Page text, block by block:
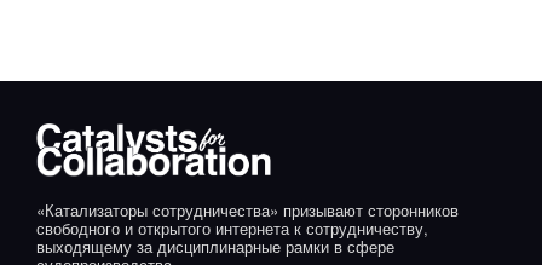
«Катализаторы сотрудничества» призывают сторонников
свободного и открытого интернета к сотрудничеству,
выходящему за дисциплинарные рамки в сфере